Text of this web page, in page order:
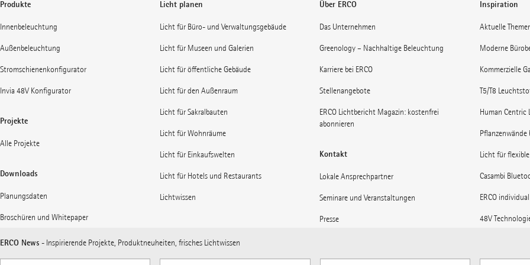
Produkte
Innenbeleuchtung
Außenbeleuchtung
Stromschienenkonfigurator
Invia 48V Konfigurator
Projekte
Alle Projekte
Downloads
Planungsdaten
Broschüren und Whitepaper
Licht planen
Licht für Büro- und Verwaltungsgebäude
Licht für Museen und Galerien
Licht für öffentliche Gebäude
Licht für den Außenraum
Licht für Sakralbauten
Licht für Wohnräume
Licht für Einkaufswelten
Licht für Hotels und Restaurants
Lichtwissen
Über ERCO
Das Unternehmen
Greenology – Nachhaltige Beleuchtung
Karriere bei ERCO
Stellenangebote
ERCO Lichtbericht Magazin: kostenfrei
abonnieren
Kontakt
Lokale Ansprechpartner
Seminare und Veranstaltungen
Presse
ERCO News abonnieren
Inspiration
Aktuelle
Moderne
Kommerzielle
T5/T8
Human Centric
Pflanzenwände
Licht für
Casambi
ERCO individual
48V
Licht für
ERCO News - Inspirierende Projekte, Produktneuheiten, frisches Lichtwissen